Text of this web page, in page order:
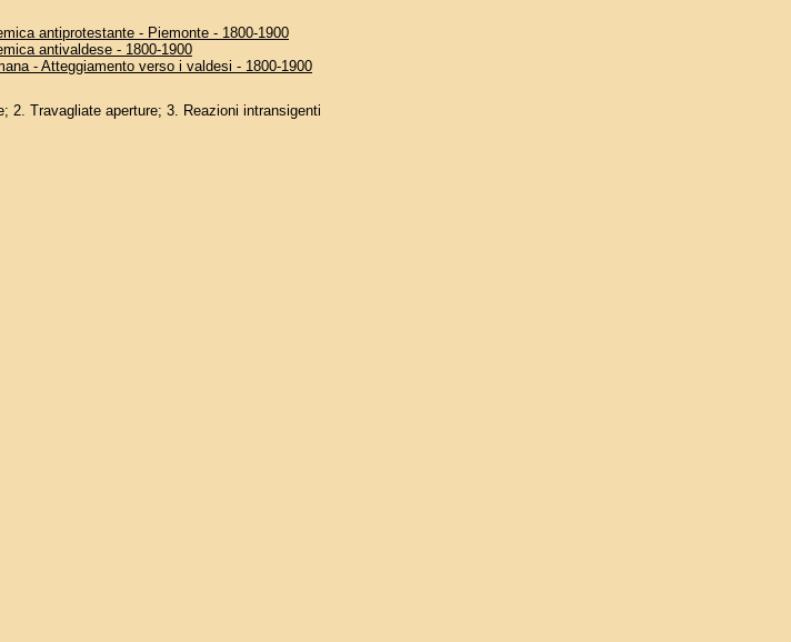
antiprotestante - Piemonte - 1800-1900
antivaldese - 1800-1900
- Atteggiamento verso i valdesi - 1800-1900
2. Travagliate aperture; 3. Reazioni intransigenti